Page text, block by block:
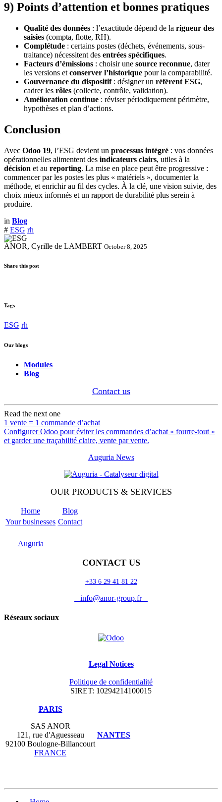
9) Points d’attention et bonnes pratiques
Qualité des données : l’exactitude dépend de la rigueur des
saisies (compta, flotte, RH).
Complétude : certains postes (déchets, événements, sous-
traitance) nécessitent des entrées spécifiques.
Facteurs d’émissions : choisir une source reconnue, dater
les versions et conserver l’historique pour la comparabilité.
Gouvernance du dispositif: désigner un référent ESG,
cadrer les rôles (collecte, contrôle, validation).
Amélioration continue : réviser périodiquement périmètre,
hypothèses et plan d’actions.
Conclusion
Avec Odoo 19, l’ESG devient un processus intégré : vos données
opérationnelles alimentent des indicateurs clairs, utiles à la
décision et au reporting. La mise en place peut être progressive :
commencer par les postes les plus « matériels », documenter la
méthode, et enrichir au fil des cycles. À la clé, une vision suivie, des
choix mieux informés et un rapport de durabilité plus serein à
produire.
in Blog
# ESG rh
ANOR, Cyrille de LAMBERT October 8, 2025
Share this post
Tags
ESG rh
Our blogs
Modules
Blog
Contact us
Read the next one
1 vente = 1 commande d’achat
Configurer Odoo pour éviter les commandes d’achat « fourre-tout »
et garder une traçabilité claire, vente par vente.
Auguria News
OUR PRODUCTS & SERVICES
Home
Blog
Your businesses Contact
Auguria
CONTACT US
+33 6 29 41 81 22
info@anor-group.fr
Réseaux sociaux
Legal Notices
Politique de confidentialité
SIRET: 10294214100015
​PARIS
SAS ANOR
121, rue d'Aguesseau
92100 Boulogne-Billancourt
FRANCE
NANTES